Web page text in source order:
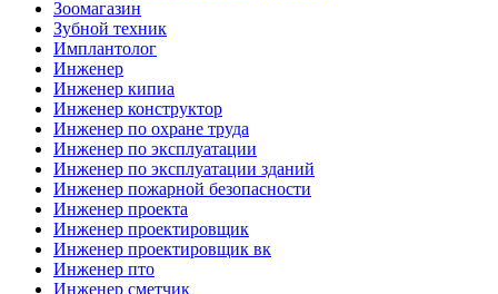
Зоомагазин
Зубной техник
Имплантолог
Инженер
Инженер кипиа
Инженер конструктор
Инженер по охране труда
Инженер по эксплуатации
Инженер по эксплуатации зданий
Инженер пожарной безопасности
Инженер проекта
Инженер проектировщик
Инженер проектировщик вк
Инженер пто
Инженер сметчик